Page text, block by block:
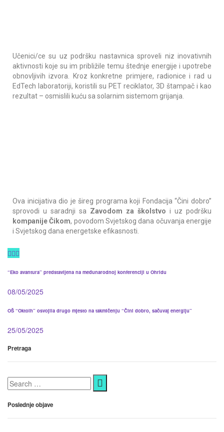
Učenici/ce su uz podršku nastavnica sproveli niz inovativnih
aktivnosti koje su im približile temu štednje energije i upotrebe
obnovljivih izvora. Kroz konkretne primjere, radionice i rad u
EdTech laboratoriji, koristili su PET reciklator, 3D štampač i kao
rezultat – osmislili kuću sa solarnim sistemom grijanja.
Ova inicijativa dio je šireg programa koji Fondacija “Čini dobro”
sprovodi u saradnji sa Zavodom za školstvo i uz podršku
kompanije Čikom, povodom Svjetskog dana očuvanja energije
i Svjetskog dana energetske efikasnosti.
“Eko avantura” predstavljena na međunarodnoj konferenciji u Ohridu
08/05/2025
OŠ “Oktoih” osvojila drugo mjesto na takmičenju “Čini dobro, sačuvaj energiju”
25/05/2025
Pretraga
Poslednje objave